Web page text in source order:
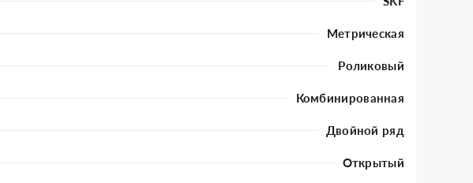
Метрическая
Роликовый
Комбинированная
Двойной ряд
Открытый